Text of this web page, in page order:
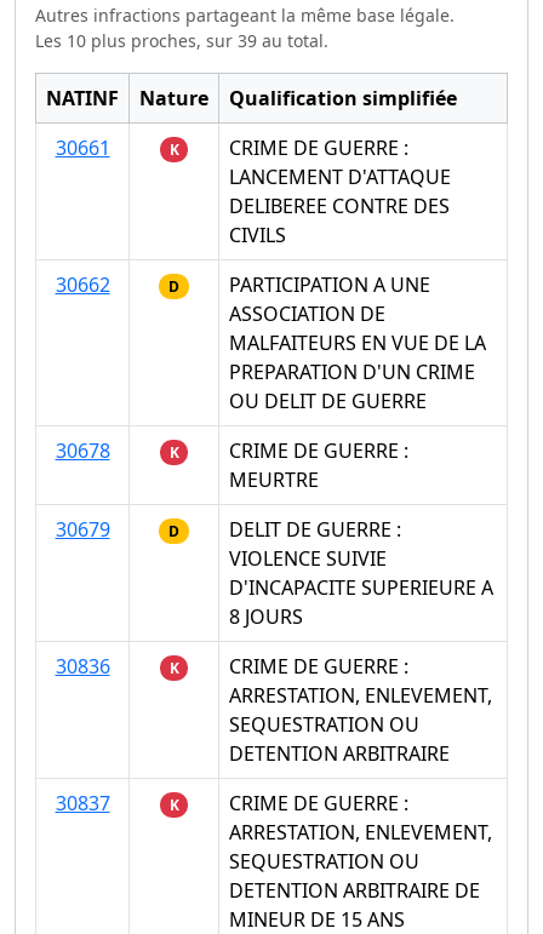
Autres infractions partageant la même base légale.
Les 10 plus proches, sur 39 au total.
NATINF Nature
Qualification simplifiée
30661
K
CRIME DE GUERRE :
LANCEMENT D'ATTAQUE
DELIBEREE CONTRE DES
CIVILS
30662
D
PARTICIPATION A UNE
ASSOCIATION DE
MALFAITEURS EN VUE DE LA
PREPARATION D'UN CRIME
OU DELIT DE GUERRE
30678
K
CRIME DE GUERRE :
MEURTRE
30679
D
DELIT DE GUERRE :
VIOLENCE SUIVIE
D'INCAPACITE SUPERIEURE A
8 JOURS
30836
K
CRIME DE GUERRE :
ARRESTATION, ENLEVEMENT,
SEQUESTRATION OU
DETENTION ARBITRAIRE
30837
K
CRIME DE GUERRE :
ARRESTATION, ENLEVEMENT,
SEQUESTRATION OU
DETENTION ARBITRAIRE DE
MINEUR DE 15 ANS